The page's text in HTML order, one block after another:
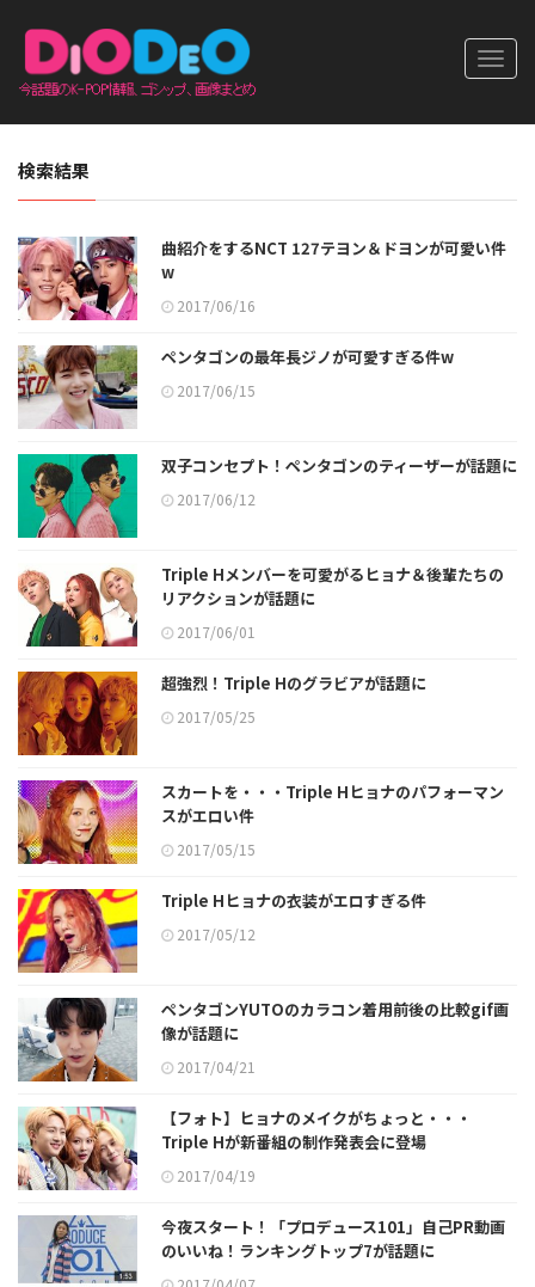
検索結果
曲紹介をするNCT 127テヨン＆ドヨンが可愛い件
w
2017/06/16
ペンタゴンの最年長ジノが可愛すぎる件w
2017/06/15
双子コンセプト！ペンタゴンのティーザーが話題に
2017/06/12
Triple Hメンバーを可愛がるヒョナ＆後輩たちの
リアクションが話題に
2017/06/01
超強烈！Triple Hのグラビアが話題に
2017/05/25
スカートを・・・Triple Hヒョナのパフォーマン
スがエロい件
2017/05/15
Triple Hヒョナの衣装がエロすぎる件
2017/05/12
ペンタゴンYUTOのカラコン着用前後の比較gif画
像が話題に
2017/04/21
【フォト】ヒョナのメイクがちょっと・・・
Triple Hが新番組の制作発表会に登場
2017/04/19
今夜スタート！「プロデュース101」自己PR動画
のいいね！ランキングトップ7が話題に